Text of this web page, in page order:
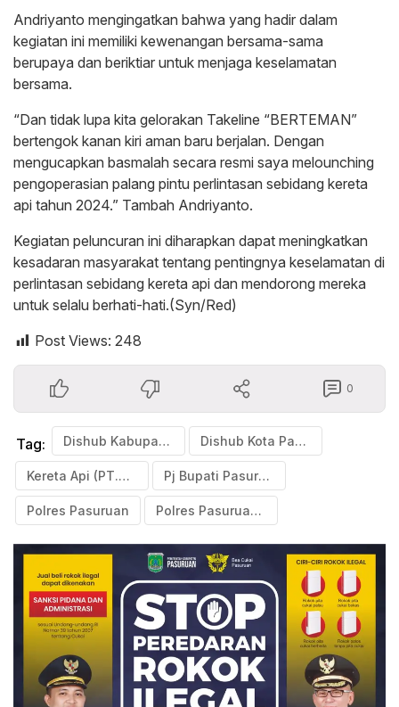
Andriyanto mengingatkan bahwa yang hadir dalam
kegiatan ini memiliki kewenangan bersama-sama
berupaya dan beriktiar untuk menjaga keselamatan
bersama.
“Dan tidak lupa kita gelorakan Takeline “BERTEMAN”
bertengok kanan kiri aman baru berjalan. Dengan
mengucapkan basmalah secara resmi saya melounching
pengoperasian palang pintu perlintasan sebidang kereta
api tahun 2024.” Tambah Andriyanto.
Kegiatan peluncuran ini diharapkan dapat meningkatkan
kesadaran masyarakat tentang pentingnya keselamatan di
perlintasan sebidang kereta api dan mendorong mereka
untuk selalu berhati-hati.(Syn/Red)
Post Views: 248
0
Tag: Dishub Kabupaten Pasuruan Dishub Kota Pasuruan
Kereta Api (PT.KAI) Pj Bupati Pasuruan
Polres Pasuruan Polres Pasuruan Kota